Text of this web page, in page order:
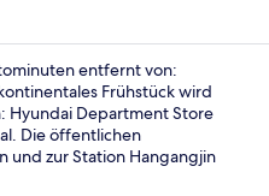
Duplex
entfernt von:
Frühstück wird
Hyundai Department Store
Die öffentlichen
und zur Station Hangangjin